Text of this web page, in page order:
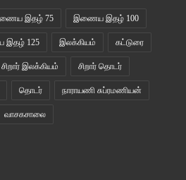
இதழ் 75 இணைய இதழ் 100
125 இலக்கியம் கட்டுரை
சிறார் இலக்கியம் சிறார் தொடர்
தொடர் நாராயணி சுப்ரமணியன்
வாசகசாலை